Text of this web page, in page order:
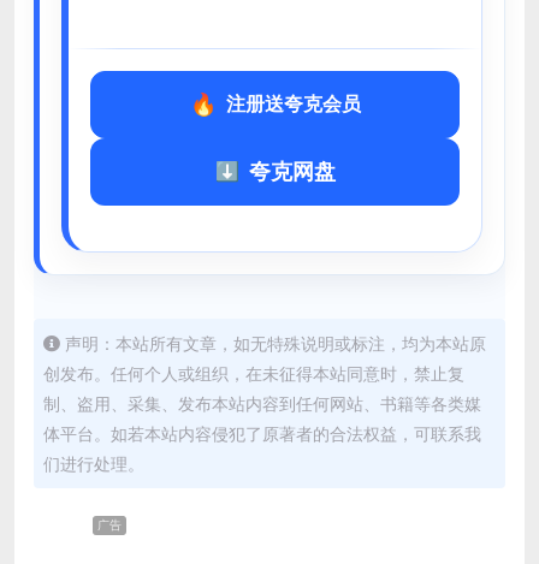
注册送夸克会员
夸克网盘
声明：本站所有文章，如无特殊说明或标注，均为本站原
创发布。任何个人或组织，在未征得本站同意时，禁止复
制、盗用、采集、发布本站内容到任何网站、书籍等各类媒
体平台。如若本站内容侵犯了原著者的合法权益，可联系我
们进行处理。
广告